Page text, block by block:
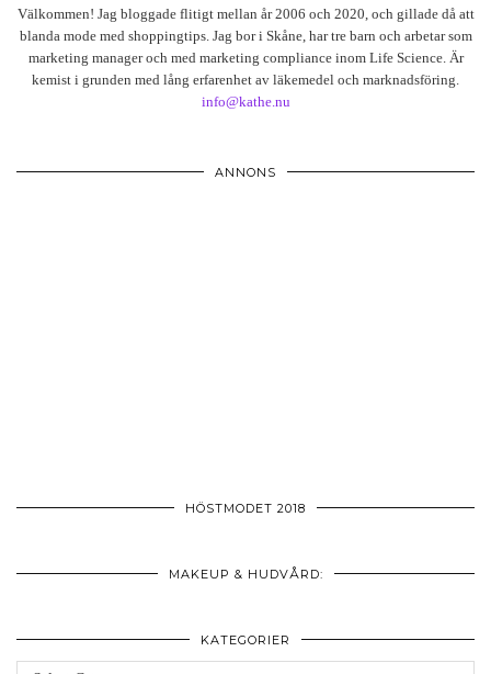
Välkommen! Jag bloggade flitigt mellan år 2006 och 2020, och gillade då att
blanda mode med shoppingtips. Jag bor i Skåne, har tre barn och arbetar som
marketing manager och med marketing compliance inom Life Science. Är
kemist i grunden med lång erfarenhet av läkemedel och marknadsföring.
info@kathe.nu
ANNONS
HÖSTMODET 2018
MAKEUP & HUDVÅRD:
KATEGORIER